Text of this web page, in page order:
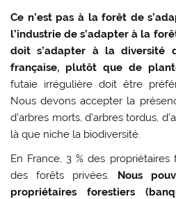
Ce n’est pas à la forêt de
l’industrie de s’adapter à la
doit s’adapter à la diversité
française, plutôt que de
futaie irrégulière doit être
Nous devons accepter la
d’arbres morts, d’arbres tordus,
là que niche la biodiversité.
En France, 3 % des
des forêts privées. Nous
propriétaires forestiers